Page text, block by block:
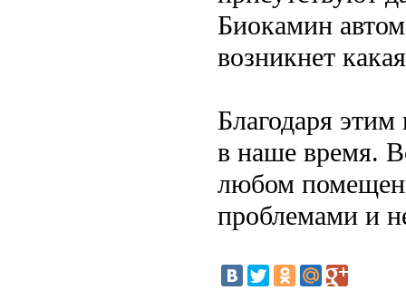
Биокамин
возникнет
Благодаря
в наше время.
любом
проблемами и